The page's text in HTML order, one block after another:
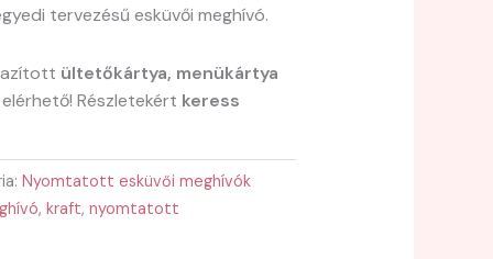
tervezésű esküvői meghívó.
ültetőkártya, menükártya
Részletekért keress
Nyomtatott esküvői meghívók
, kraft,nyomtatott